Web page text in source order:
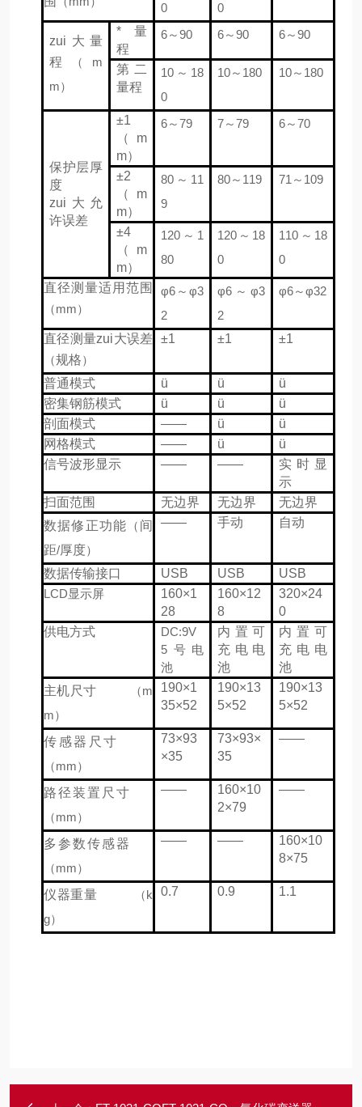
0 0
zui大量
程
（m
m）
*量
程
6～90 6～90 6～90
第二
量程
10 ～ 18
0
10～ 180 10～ 180
保护层厚
度
zui大允
许误差
±1
（m
m）
6～79 7～79 6～70
±2
（m
m）
80 ～ 11
9
80～ 119 71 ～ 109
±4
（m
m）
120 ～ 1
80
120 ～ 18
0
110 ～ 18
0
直径测量适用范围
（mm）
φ6 ～ φ3
2
φ6 ～ φ3
2
φ6～φ32
直径测量zui大误差
（规格）
±1 ±1 ±1
普通模式 ü ü
ü
密集钢筋模式
ü ü
ü
剖面模式
—— ü
ü
网格模式
—— ü
ü
信号波形显示
—— ——
实时显
示
扫面范围
无边界 无边界
无边界
数据修正功能 （ 间
距/厚度）
—— 手动 自动
数据传输接口 USB USB
USB
LCD显示屏
160×1
28
160×12
8
320×24
0
供电方式
DC:9V
5 号电
池
内置可
充电电
池
内置可
充电电
池
主机尺寸 （m
m）
190×1
35×52
190×13
5×52
190×13
5×52
传感器尺寸
（mm）
73×93
×35
73×93×
35
——
路径装置尺寸
（mm）
——
160×10
2×79
——
多参数传感器
（mm）
—— ——
160×10
8×75
仪器重量 （k
g）
0.7 0.9 1.1